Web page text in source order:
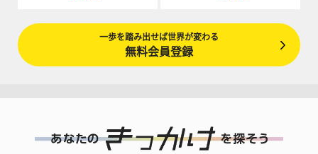
一歩を踏み出せば世界が変わる
無料会員登録